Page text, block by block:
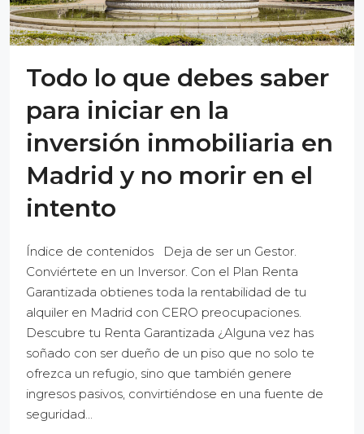
Todo lo que debes saber
para iniciar en la
inversión inmobiliaria en
Madrid y no morir en el
intento
Índice de contenidos Deja de ser un Gestor.
Conviértete en un Inversor. Con el Plan Renta
Garantizada obtienes toda la rentabilidad de tu
alquiler en Madrid con CERO preocupaciones.
Descubre tu Renta Garantizada ¿Alguna vez has
soñado con ser dueño de un piso que no solo te
ofrezca un refugio, sino que también genere
ingresos pasivos, convirtiéndose en una fuente de
seguridad...